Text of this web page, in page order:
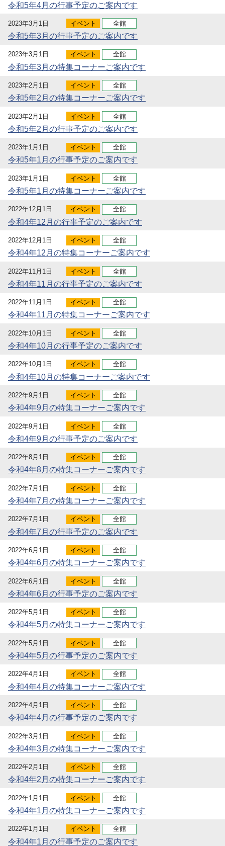
令和5年4月の行事予定のご案内です
2023年3月1日 イベント 全館
令和5年3月の行事予定のご案内です
2023年3月1日 イベント 全館
令和5年3月の特集コーナーご案内です
2023年2月1日 イベント 全館
令和5年2月の特集コーナーご案内です
2023年2月1日 イベント 全館
令和5年2月の行事予定のご案内です
2023年1月1日 イベント 全館
令和5年1月の行事予定のご案内です
2023年1月1日 イベント 全館
令和5年1月の特集コーナーご案内です
2022年12月1日 イベント 全館
令和4年12月の行事予定のご案内です
2022年12月1日 イベント 全館
令和4年12月の特集コーナーご案内です
2022年11月1日 イベント 全館
令和4年11月の行事予定のご案内です
2022年11月1日 イベント 全館
令和4年11月の特集コーナーご案内です
2022年10月1日 イベント 全館
令和4年10月の行事予定のご案内です
2022年10月1日 イベント 全館
令和4年10月の特集コーナーご案内です
2022年9月1日 イベント 全館
令和4年9月の特集コーナーご案内です
2022年9月1日 イベント 全館
令和4年9月の行事予定のご案内です
2022年8月1日 イベント 全館
令和4年8月の特集コーナーご案内です
2022年7月1日 イベント 全館
令和4年7月の特集コーナーご案内です
2022年7月1日 イベント 全館
令和4年7月の行事予定のご案内です
2022年6月1日 イベント 全館
令和4年6月の特集コーナーご案内です
2022年6月1日 イベント 全館
令和4年6月の行事予定のご案内です
2022年5月1日 イベント 全館
令和4年5月の特集コーナーご案内です
2022年5月1日 イベント 全館
令和4年5月の行事予定のご案内です
2022年4月1日 イベント 全館
令和4年4月の特集コーナーご案内です
2022年4月1日 イベント 全館
令和4年4月の行事予定のご案内です
2022年3月1日 イベント 全館
令和4年3月の特集コーナーご案内です
2022年2月1日 イベント 全館
令和4年2月の特集コーナーご案内です
2022年1月1日 イベント 全館
令和4年1月の特集コーナーご案内です
2022年1月1日 イベント 全館
令和4年1月の行事予定のご案内です